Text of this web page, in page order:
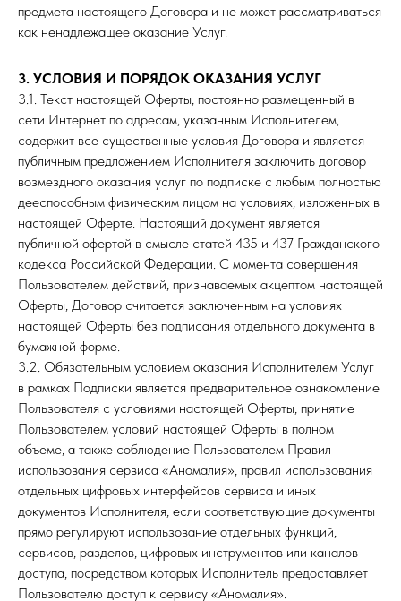
предмета настоящего Договора и не может рассматриваться
как ненадлежащее оказание Услуг.
3. УСЛОВИЯ И ПОРЯДОК ОКАЗАНИЯ УСЛУГ
3.1. Текст настоящей Оферты, постоянно размещенный в
сети Интернет по адресам, указанным Исполнителем,
содержит все существенные условия Договора и является
публичным предложением Исполнителя заключить договор
возмездного оказания услуг по подписке с любым полностью
дееспособным физическим лицом на условиях, изложенных в
настоящей Оферте. Настоящий документ является
публичной офертой в смысле статей 435 и 437 Гражданского
кодекса Российской Федерации. С момента совершения
Пользователем действий, признаваемых акцептом настоящей
Оферты, Договор считается заключенным на условиях
настоящей Оферты без подписания отдельного документа в
бумажной форме.
3.2. Обязательным условием оказания Исполнителем Услуг
в рамках Подписки является предварительное ознакомление
Пользователя с условиями настоящей Оферты, принятие
Пользователем условий настоящей Оферты в полном
объеме, а также соблюдение Пользователем Правил
использования сервиса «Аномалия», правил использования
отдельных цифровых интерфейсов сервиса и иных
документов Исполнителя, если соответствующие документы
прямо регулируют использование отдельных функций,
сервисов, разделов, цифровых инструментов или каналов
доступа, посредством которых Исполнитель предоставляет
Пользователю доступ к сервису «Аномалия».